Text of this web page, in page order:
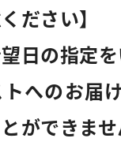
ださい】
日の指定
へのお届
ができませ